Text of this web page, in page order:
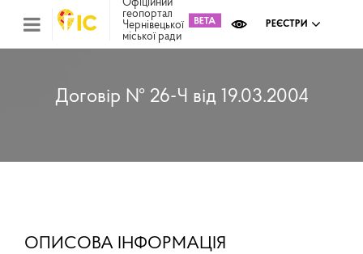
Офіційний
геопортал
Чернівецької
міської ради
РЕЄСТРИ
Договір № 26-Ч від 19.03.2004
ОПИСОВА ІНФОРМАЦІЯ